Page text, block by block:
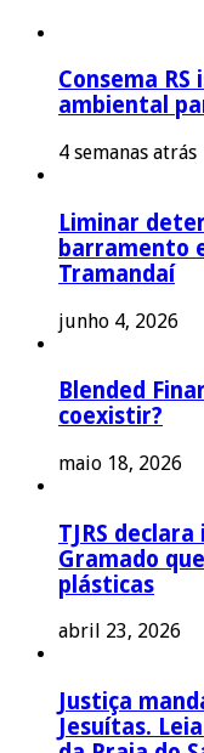
Consema
ambiental
4 semanas atrás
Liminar
barramento
Tramandaí
junho 4, 2026
Blended
coexistir?
maio 18, 2026
TJRS
Gramado
plásticas
abril 23, 2026
Justiça
Jesuítas.